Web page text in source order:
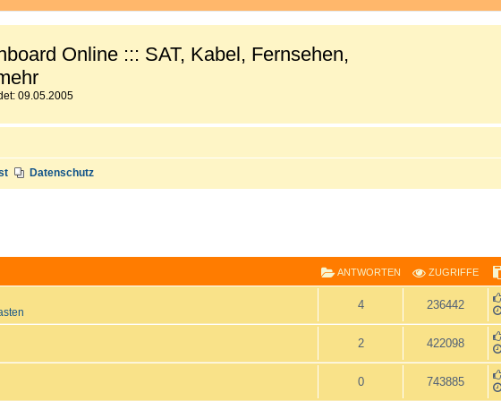
Online ::: SAT, Kabel, Fernsehen,
09.05.2005
Datenschutz
SUCHE
ANTWORTEN ZUGRIFFE
4A
w
236442Z
r
L
e
t
z
t
e
r
B
e
2A
422098Z
L
e
t
z
t
e
0A
743885Z
L
e